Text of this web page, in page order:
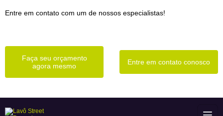
Entre em contato com um de nossos especialistas!
Faça seu orçamento
agora mesmo
Entre em contato conosco